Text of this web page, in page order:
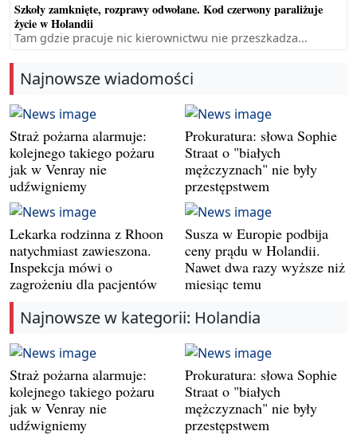
Szkoły zamknięte, rozprawy odwołane. Kod czerwony paraliżuje
życie w Holandii
Tam gdzie pracuje nic kierownictwu nie przeszkadza...
Najnowsze wiadomości
Straż pożarna alarmuje:
kolejnego takiego pożaru
jak w Venray nie
udźwigniemy
Prokuratura: słowa Sophie
Straat o "białych
mężczyznach" nie były
przestępstwem
Lekarka rodzinna z Rhoon
natychmiast zawieszona.
Inspekcja mówi o
zagrożeniu dla pacjentów
Susza w Europie podbija
ceny prądu w Holandii.
Nawet dwa razy wyższe niż
miesiąc temu
Najnowsze w kategorii: Holandia
Straż pożarna alarmuje:
kolejnego takiego pożaru
jak w Venray nie
udźwigniemy
Prokuratura: słowa Sophie
Straat o "białych
mężczyznach" nie były
przestępstwem